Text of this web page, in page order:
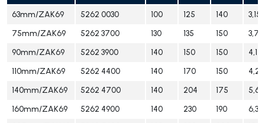
63mm/ZAK69
5262 0030 100 125 140
3,15
75mm/ZAK69
5262 3700 130 135 150
3,70
90mm/ZAK69
5262 3900 140 150 150
4,12
110mm/ZAK69
5262 4400 140 170 150
4,20
140mm/ZAK69
5262 4700 140 204 175
5,60
160mm/ZAK69
5262 4900 140 230 190
6,36